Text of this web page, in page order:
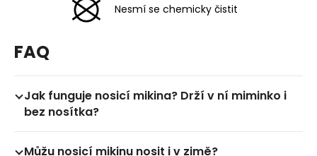
Nesmí se chemicky čistit
FAQ
Jak funguje nosicí mikina? Drží v ní miminko i
bez nosítka?
Můžu nosicí mikinu nosit i v zimě?